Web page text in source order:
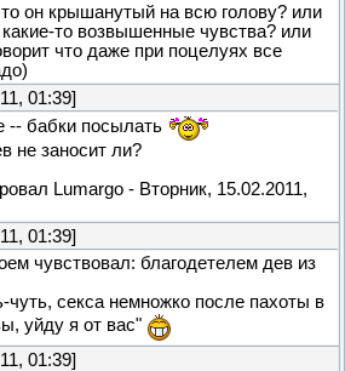
он крышанутый на всю голову? или
какие-то возвышенные чувства? или
что даже при поцелуях все
01:39]
-- бабки посылать
не заносит ли?
Lumargo - Вторник, 15.02.2011,
01:39]
чувствовал: благодетелем дев из
чуть, секса немножко после пахоты в
уйду я от вас"
01:39]